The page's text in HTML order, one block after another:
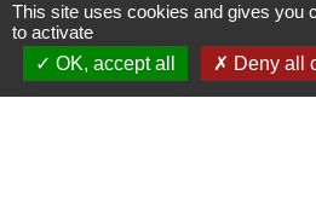
This site uses cookies and gives you
to activate
OK, accept all
Deny all